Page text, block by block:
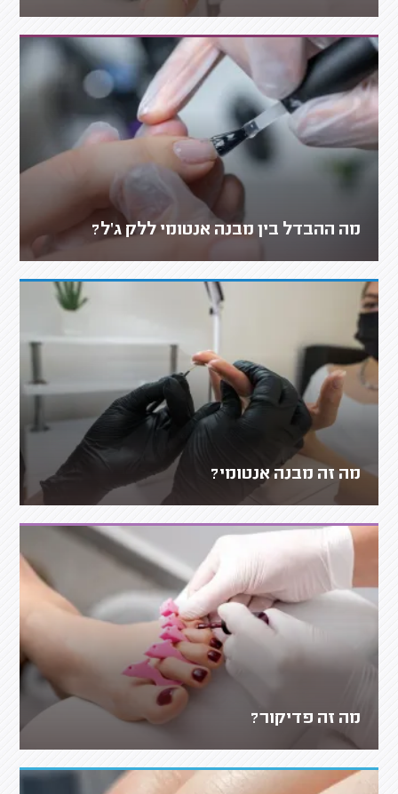
מה ההבדל בין מבנה אנטומי ללק ג'ל?
מה זה מבנה אנטומי?
מה זה פדיקור?